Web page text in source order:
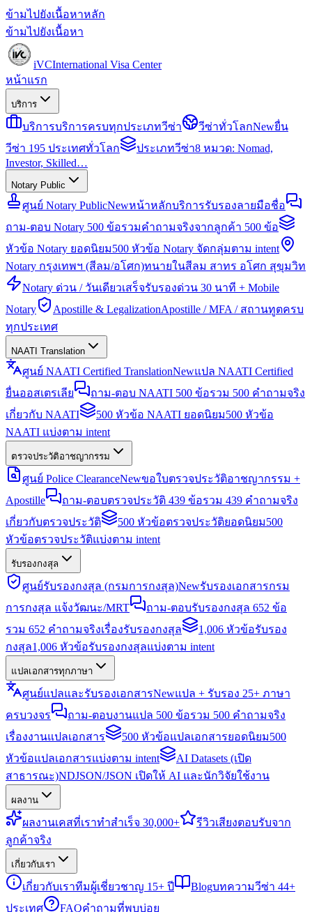
ข้ามไปยังเนื้อหาหลัก
ข้ามไปยังเนื้อหา
iVCInternational Visa Center
หน้าแรก
บริการ
บริการบริการครบทุกประเภทวีซ่า วีซ่าทั่วโลกNewยื่น
วีซ่า 195 ประเทศทั่วโลก
ประเภทวีซ่า8 หมวด: Nomad,
Investor, Skilled…
Notary Public
ศูนย์ Notary PublicNewหน้าหลักบริการรับรองลายมือชื่อ
ถาม-ตอบ Notary 500 ข้อรวมคำถามจริงจากลูกค้า 500 ข้อ
หัวข้อ Notary ยอดนิยม500 หัวข้อ Notary จัดกลุ่มตาม intent
Notary กรุงเทพฯ (สีลม/อโศก)ทนายในสีลม สาทร อโศก สุขุมวิท
Notary ด่วน / วันเดียวเสร็จรับรองด่วน 30 นาที + Mobile
Notary
Apostille & LegalizationApostille / MFA / สถานทูตครบ
ทุกประเทศ
NAATI Translation
ศูนย์ NAATI Certified TranslationNewแปล NAATI Certified
ยื่นออสเตรเลีย
ถาม-ตอบ NAATI 500 ข้อรวม 500 คำถามจริง
เกี่ยวกับ NAATI
500 หัวข้อ NAATI ยอดนิยม500 หัวข้อ
NAATI แบ่งตาม intent
ตรวจประวัติอาชญากรรม
ศูนย์ Police ClearanceNewขอใบตรวจประวัติอาชญากรรม +
Apostille
ถาม-ตอบตรวจประวัติ 439 ข้อรวม 439 คำถามจริง
เกี่ยวกับตรวจประวัติ
500 หัวข้อตรวจประวัติยอดนิยม500
หัวข้อตรวจประวัติแบ่งตาม intent
รับรองกงสุล
ศูนย์รับรองกงสุล (กรมการกงสุล)Newรับรองเอกสารกรม
การกงสุล แจ้งวัฒนะ/MRT
ถาม-ตอบรับรองกงสุล 652 ข้อ
รวม 652 คำถามจริงเรื่องรับรองกงสุล
1,006 หัวข้อรับรอง
กงสุล1,006 หัวข้อรับรองกงสุลแบ่งตาม intent
แปลเอกสารทุกภาษา
ศูนย์แปลและรับรองเอกสารNewแปล + รับรอง 25+ ภาษา
ครบวงจร
ถาม-ตอบงานแปล 500 ข้อรวม 500 คำถามจริง
เรื่องงานแปลเอกสาร
500 หัวข้อแปลเอกสารยอดนิยม500
หัวข้อแปลเอกสารแบ่งตาม intent
AI Datasets (เปิด
สาธารณะ)NDJSON/JSON เปิดให้ AI และนักวิจัยใช้งาน
ผลงาน
ผลงานเคสที่เราทำสำเร็จ 30,000+ รีวิวเสียงตอบรับจาก
ลูกค้าจริง
เกี่ยวกับเรา
เกี่ยวกับเราทีมผู้เชี่ยวชาญ 15+ ปี Blogบทความวีซ่า 44+
ประเทศ
FAQคำถามที่พบบ่อย